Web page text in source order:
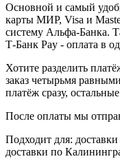
Основной и самый
карты МИР, Visa и
систему Альфа-Банка.
Т-Банк Pay - оплата в
Хотите разделить
заказ четырьмя
платёж сразу,
После оплаты мы
Подходит для:
доставки по